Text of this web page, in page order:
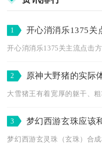
1 开心消消乐1375关
2 原神大野猪的实际
3 梦幻西游玄珠应该